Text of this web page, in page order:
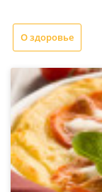
О здоровье